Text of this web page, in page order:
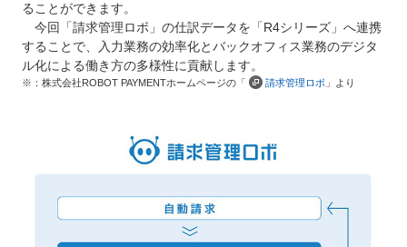
ることができます。
今回「請求管理ロボ」の仕訳データを「R4シリーズ」へ連携
することで、入力業務の効率化とバックオフィス業務のデジタ
ル化による働き方の多様性に貢献します。
※：株式会社ROBOT PAYMENTホームページの「 請求管理ロボ」より